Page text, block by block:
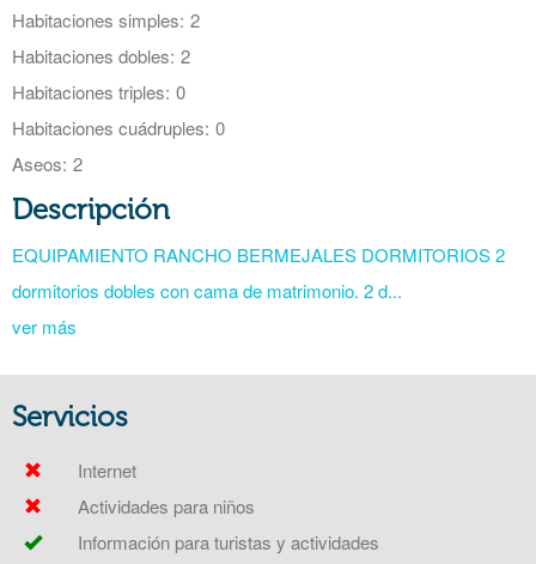
Habitaciones simples: 2
Habitaciones dobles: 2
Habitaciones triples: 0
Habitaciones cuádruples: 0
Aseos: 2
Descripción
EQUIPAMIENTO RANCHO BERMEJALES DORMITORIOS 2
dormitorios dobles con cama de matrimonio. 2 d...
ver más
Servicios
Internet
Actividades para niños
Información para turistas y actividades